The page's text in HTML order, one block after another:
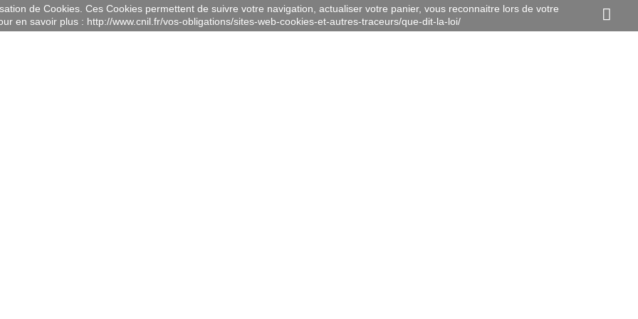
de Cookies. Ces Cookies permettent de suivre votre navigation, actualiser votre panier, vous reconnaitre lors de votre
en savoir plus : http://www.cnil.fr/vos-obligations/sites-web-cookies-et-autres-traceurs/que-dit-la-loi/